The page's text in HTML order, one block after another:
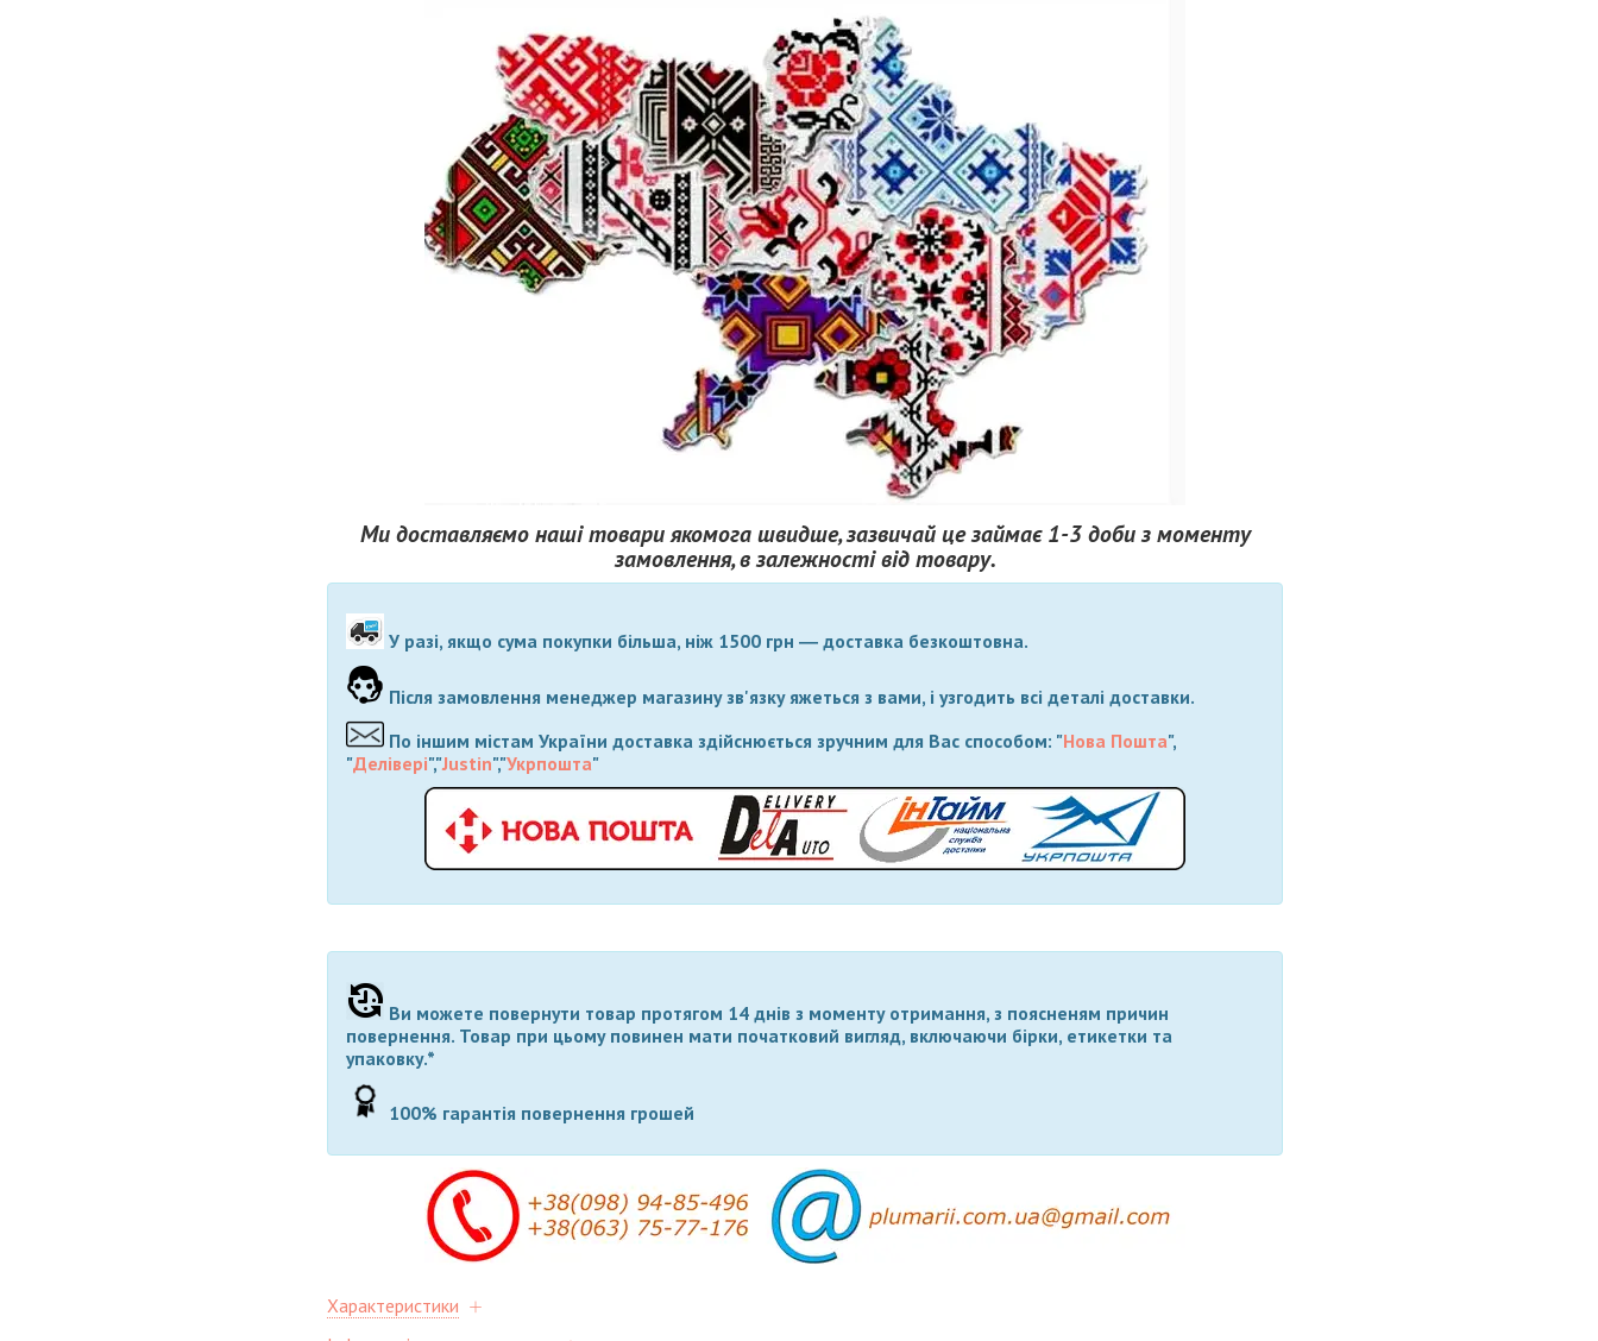
Ми доставляємо наші товари якомога швидше, зазвичай це займає 1-3 доби з моменту
замовлення, в залежності від товару.
У разі, якщо сума покупки більша, ніж 1500 грн ― доставка безкоштовна.
Після замовлення менеджер магазину зв'язку яжеться з вами, і узгодить всі деталі доставки.
По іншим містам України доставка здійснюється зручним для Вас способом: "Нова Пошта",
"Делівері","Justin","Укрпошта"
Ви можете повернути товар протягом 14 днів з моменту отримання, з поясненям причин
повернення. Товар при цьому повинен мати початковий вигляд, включаючи бірки, етикетки та
упаковку.*
100% гарантія повернення грошей
Характеристики